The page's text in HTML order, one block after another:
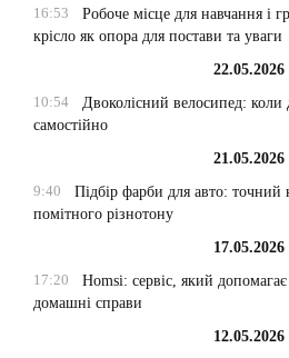
16:53
Робоче місце для навчання і
крісло як опора для постави та уваги
22.05.2026
10:54
Двоколісний велосипед: коли
самостійно
21.05.2026
9:40
Підбір фарби для авто: точний
помітного різнотону
17.05.2026
17:20
Homsi: сервіс, який
домашні справи
12.05.2026